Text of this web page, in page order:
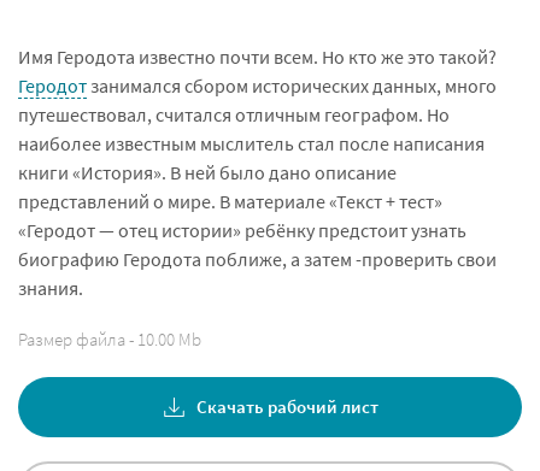
Имя Геродота известно почти всем. Но кто же это такой?
Геродот занимался сбором исторических данных, много
путешествовал, считался отличным географом. Но
наиболее известным мыслитель стал после написания
книги «История». В ней было дано описание
представлений о мире. В материале «Текст + тест»
«Геродот — отец истории» ребёнку предстоит узнать
биографию Геродота поближе, а затем -проверить свои
знания.
Размер файла - 10.00 Mb
Скачать рабочий лист